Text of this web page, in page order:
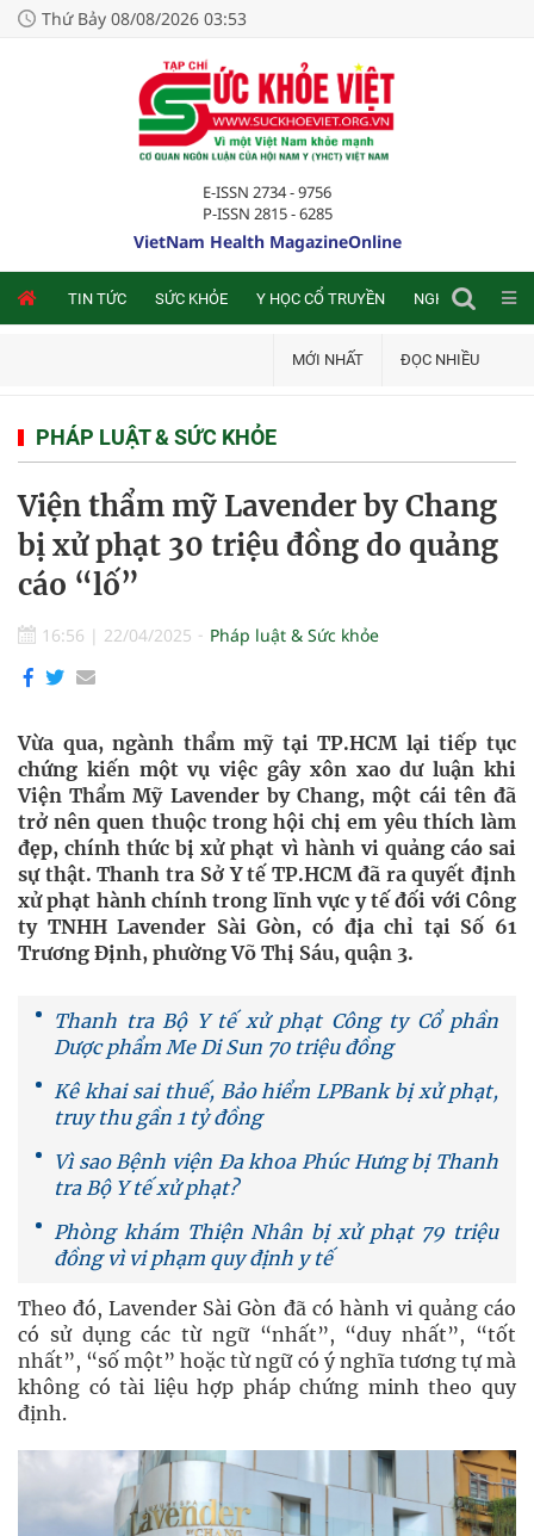
Thứ Bảy 08/08/2026 03:53
E-ISSN 2734 - 9756
P-ISSN 2815 - 6285
VietNam Health MagazineOnline
TIN TỨC SỨC KHỎE Y HỌC CỔ TRUYỀN NGHIÊN CỨU
MỚI NHẤT ĐỌC NHIỀU
PHÁP LUẬT & SỨC KHỎE
Viện thẩm mỹ Lavender by Chang
bị xử phạt 30 triệu đồng do quảng
cáo “lố”
16:56 | 22/04/2025 Pháp luật & Sức khỏe
Vừa qua, ngành thẩm mỹ tại TP.HCM lại tiếp tục
chứng kiến một vụ việc gây xôn xao dư luận khi
Viện Thẩm Mỹ Lavender by Chang, một cái tên đã
trở nên quen thuộc trong hội chị em yêu thích làm
đẹp, chính thức bị xử phạt vì hành vi quảng cáo sai
sự thật. Thanh tra Sở Y tế TP.HCM đã ra quyết định
xử phạt hành chính trong lĩnh vực y tế đối với Công
ty TNHH Lavender Sài Gòn, có địa chỉ tại Số 61
Trương Định, phường Võ Thị Sáu, quận 3.
Thanh tra Bộ Y tế xử phạt Công ty Cổ phần
Dược phẩm Me Di Sun 70 triệu đồng
Kê khai sai thuế, Bảo hiểm LPBank bị xử phạt,
truy thu gần 1 tỷ đồng
Vì sao Bệnh viện Đa khoa Phúc Hưng bị Thanh
tra Bộ Y tế xử phạt?
Phòng khám Thiện Nhân bị xử phạt 79 triệu
đồng vì vi phạm quy định y tế
Theo đó, Lavender Sài Gòn đã có hành vi quảng cáo
có sử dụng các từ ngữ “nhất”, “duy nhất”, “tốt
nhất”, “số một” hoặc từ ngữ có ý nghĩa tương tự mà
không có tài liệu hợp pháp chứng minh theo quy
định.